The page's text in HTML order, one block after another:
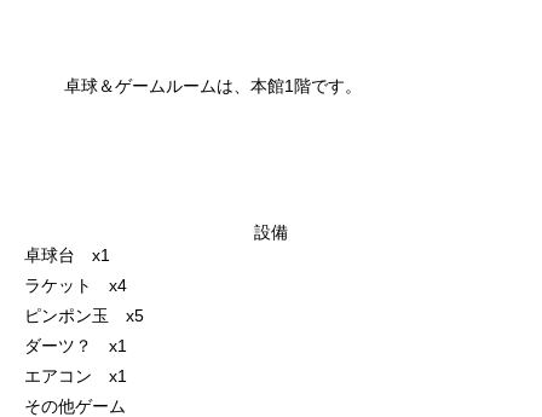
卓球＆ゲームルームは、本館1階です。
設備
卓球台 x1
ラケット x4
ピンポン玉 x5
ダーツ？ x1
エアコン x1
その他ゲーム